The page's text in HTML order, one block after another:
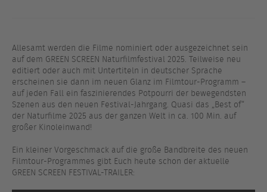
Allesamt werden die Filme nominiert oder ausgezeichnet sein
auf dem GREEN SCREEN Naturfilmfestival 2025. Teilweise neu
editiert oder auch mit Untertiteln in deutscher Sprache
erscheinen sie dann im neuen Glanz im Filmtour-Programm –
auf jeden Fall ein faszinierendes Potpourri der bewegendsten
Szenen aus den neuen Festival-Jahrgang. Quasi das „Best of“
der Naturfilme 2025 aus der ganzen Welt in ca. 100 Min. auf
großer Kinoleinwand!
Ein kleiner Vorgeschmack auf die große Bandbreite des neuen
Filmtour-Programmes gibt Euch heute schon der aktuelle
GREEN SCREEN FESTIVAL-TRAILER: